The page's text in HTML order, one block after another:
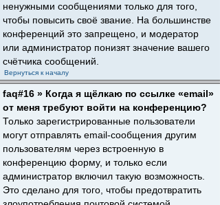
ненужными сообщениями только для того,
чтобы повысить своё звание. На большинстве
конференций это запрещено, и модератор
или администратор понизят значение вашего
счётчика сообщений.
Вернуться к началу
faq#16 » Когда я щёлкаю по ссылке «email»
от меня требуют войти на конференцию?
Только зарегистрированные пользователи
могут отправлять email-сообщения другим
пользователям через встроенную в
конференцию форму, и только если
администратор включил такую возможность.
Это сделано для того, чтобы предотвратить